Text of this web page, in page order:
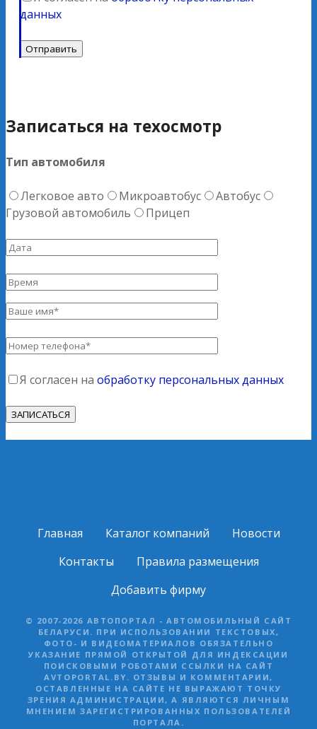
данных
Записаться на техосмотр
Тип автомобиля
Легковое авто Микроавтобус
Автобус
Грузовой автомобиль
Прицеп
Я согласен на обработку персональных данных
Главная Каталог компаний
Новости
Контакты
Правила размещения
Добавить фирму
© 2007-2026 АВТОПОРТАЛ - АВТОМОБИЛЬНЫЙ САЙТ
БЕЛАРУСИ. ПРИ ИСПОЛЬЗОВАНИИ ТЕКСТОВЫХ,
ФОТО- И ВИДЕОМАТЕРИАЛОВ ОБЯЗАТЕЛЬНО
УКАЗАНИЕ ПРЯМОЙ ОТКРЫТОЙ ДЛЯ ИНДЕКСАЦИИ
ПОИСКОВЫМИ РОБОТАМИ ССЫЛКИ НА САЙТ
AVTOPORTAL.BY. ОТЗЫВЫ И КОММЕНТАРИИ,
ОСТАВЛЕННЫЕ НА САЙТЕ НЕ ВЫРАЖАЮТ ТОЧКУ
ЗРЕНИЯ АДМИНИСТРАЦИИ, А ЯВЛЯЮТСЯ ЛИЧНЫМ
МНЕНИЕМ ЗАРЕГИСТРИРОВАННЫХ ПОЛЬЗОВАТЕЛЕЙ
ПОРТАЛА.